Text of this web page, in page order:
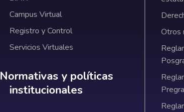
Campus Virtual
Registro y Control
Servicios Virtuales
Normativas y políticas
Normativas y políticas
institucionales
Otros